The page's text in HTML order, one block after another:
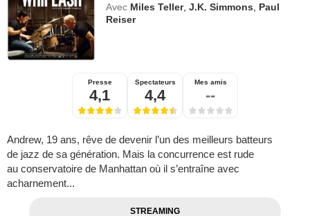
Avec Miles Teller,J.K. Simmons
Paul
Reiser
Presse
4,1
Spectateurs
4,4
Mes amis
--
Andrew, 19 ans, rêve de devenir l’un des meilleurs batteurs
de jazz de sa génération. Mais la concurrence est rude
au conservatoire de Manhattan où il s’entraîne avec
acharnement...
STREAMING